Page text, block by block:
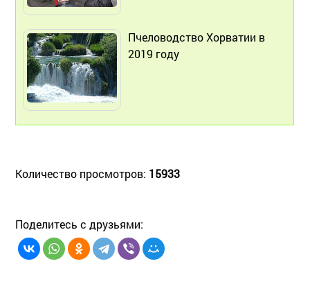
Пчеловодство Хорватии в
2019 году
Количество просмотров: 15933
Поделитесь с друзьями: